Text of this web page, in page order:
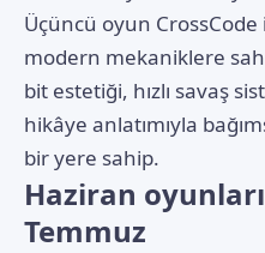
Üçüncü oyun
modern mekaniklere
bit estetiği, hızlı savaş
hikâye anlatımıyla
bir yere sahip.
Haziran
Temmuz